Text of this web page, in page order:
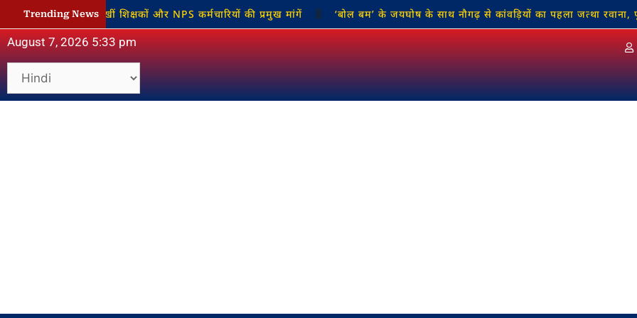
Trending News
ने रखीं शिक्षकों और NPS कर्मचारियों की प्रमुख मांगें ‘बोल बम’ के जयघोष के साथ नौगढ़ से कांवड़ियों का पहला जत्था रवाना, फूल
August 7, 2026 5:33 pm